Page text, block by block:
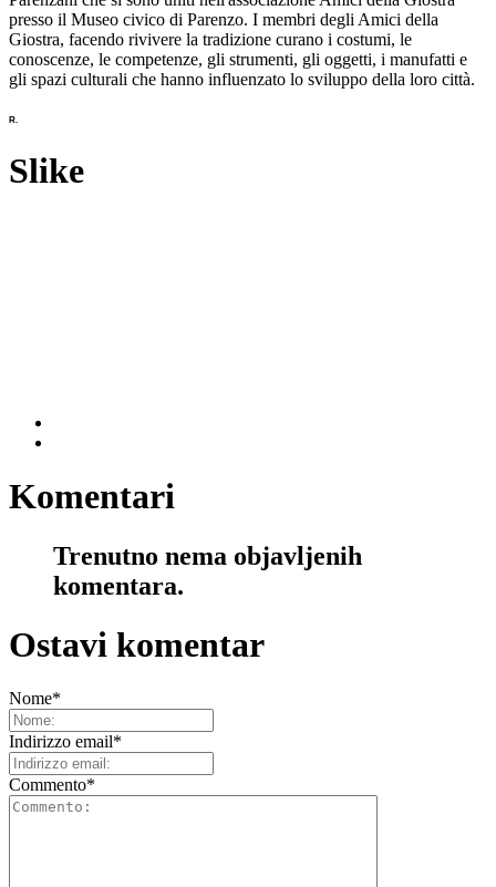
presso il Museo civico di Parenzo. I membri degli Amici della
Giostra, facendo rivivere la tradizione curano i costumi, le
conoscenze, le competenze, gli strumenti, gli oggetti, i manufatti e
gli spazi culturali che hanno influenzato lo sviluppo della loro città.
R.
Slike
Komentari
Trenutno nema objavljenih
komentara.
Ostavi komentar
Nome*
Indirizzo email*
Commento*